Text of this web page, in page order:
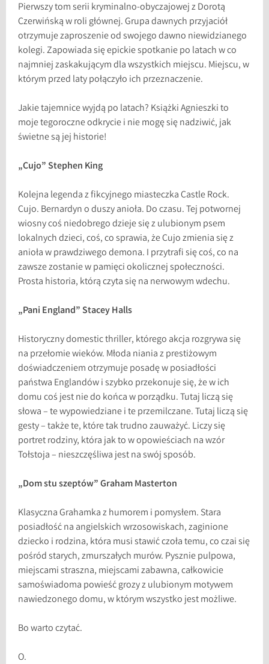
Pierwszy tom serii kryminalno-obyczajowej z Dorotą
Czerwińską w roli głównej. Grupa dawnych przyjaciół
otrzymuje zaproszenie od swojego dawno niewidzianego
kolegi. Zapowiada się epickie spotkanie po latach w co
najmniej zaskakującym dla wszystkich miejscu. Miejscu, w
którym przed laty połączyło ich przeznaczenie.
Jakie tajemnice wyjdą po latach? Książki Agnieszki to
moje tegoroczne odkrycie i nie mogę się nadziwić, jak
świetne są jej historie!
„Cujo” Stephen King
Kolejna legenda z fikcyjnego miasteczka Castle Rock.
Cujo. Bernardyn o duszy anioła. Do czasu. Tej potwornej
wiosny coś niedobrego dzieje się z ulubionym psem
lokalnych dzieci, coś, co sprawia, że Cujo zmienia się z
anioła w prawdziwego demona. I przytrafi się coś, co na
zawsze zostanie w pamięci okolicznej społeczności.
Prosta historia, którą czyta się na nerwowym wdechu.
„Pani England” Stacey Halls
Historyczny domestic thriller, którego akcja rozgrywa się
na przełomie wieków. Młoda niania z prestiżowym
doświadczeniem otrzymuje posadę w posiadłości
państwa Englandów i szybko przekonuje się, że w ich
domu coś jest nie do końca w porządku. Tutaj liczą się
słowa – te wypowiedziane i te przemilczane. Tutaj liczą się
gesty – także te, które tak trudno zauważyć. Liczy się
portret rodziny, która jak to w opowieściach na wzór
Tołstoja – nieszczęśliwa jest na swój sposób.
„Dom stu szeptów” Graham Masterton
Klasyczna Grahamka z humorem i pomysłem. Stara
posiadłość na angielskich wrzosowiskach, zaginione
dziecko i rodzina, która musi stawić czoła temu, co czai się
pośród starych, zmurszałych murów. Pysznie pulpowa,
miejscami straszna, miejscami zabawna, całkowicie
samoświadoma powieść grozy z ulubionym motywem
nawiedzonego domu, w którym wszystko jest możliwe.
Bo warto czytać.
O.